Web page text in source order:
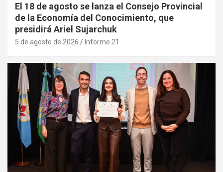
El 18 de agosto se lanza el Consejo Provincial
de la Economía del Conocimiento, que
presidirá Ariel Sujarchuk
5 de agosto de 2026 Informe 21